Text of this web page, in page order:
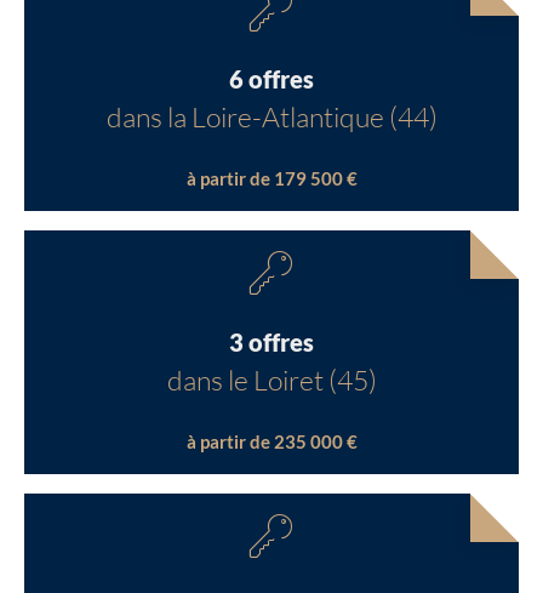
6 offres
dans la Loire-Atlantique (44)
à partir de 179 500 €
3 offres
dans le Loiret (45)
à partir de 235 000 €